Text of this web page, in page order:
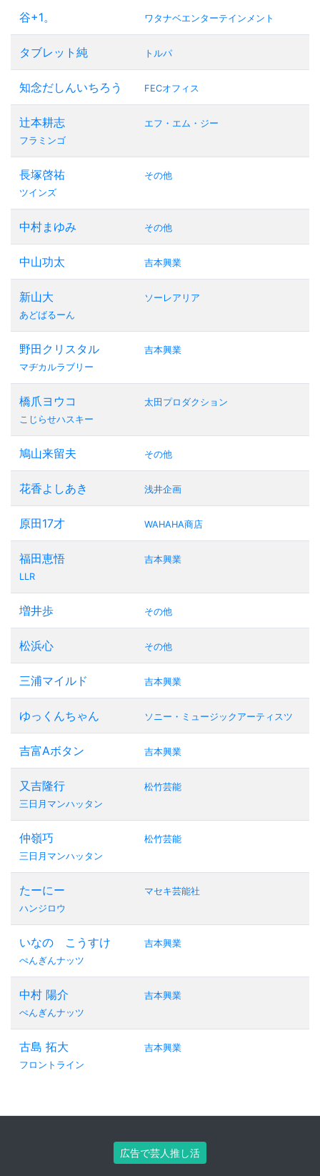
谷+1。 ワタナベエンターテインメント
タブレット純 トルパ
知念だしんいちろう FECオフィス
辻本耕志
フラミンゴ
エフ・エム・ジー
長塚啓祐
ツインズ
その他
中村まゆみ その他
中山功太 吉本興業
新山大
あどばるーん
ソーレアリア
野田クリスタル
マヂカルラブリー
吉本興業
橋爪ヨウコ
こじらせハスキー
太田プロダクション
鳩山来留夫 その他
花香よしあき 浅井企画
原田17才 WAHAHA商店
福田恵悟
LLR
吉本興業
増井歩 その他
松浜心 その他
三浦マイルド 吉本興業
ゆっくんちゃん ソニー・ミュージックアーティスツ
吉富Aボタン 吉本興業
又吉隆行
三日月マンハッタン
松竹芸能
仲嶺巧
三日月マンハッタン
松竹芸能
たーにー
ハンジロウ
マセキ芸能社
いなの こうすけ
ぺんぎんナッツ
吉本興業
中村 陽介
ぺんぎんナッツ
吉本興業
古島 拓大
フロントライン
吉本興業
広告で芸人推し活